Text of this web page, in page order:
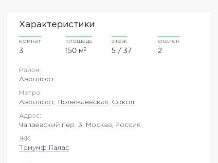
Характеристики
комнат
3
площадь
150 м2
этаж
5 / 37
спален
2
Район:
Аэропорт
Метро:
Аэропорт Полежаевская Сокол
Адрес:
Чапаевский пер. 3, Москва, Россия
ЖK:
Триумф Палас